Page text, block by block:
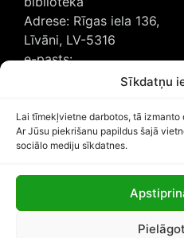
Sīkdatņu
Lai tīmekļvietne darbotos, tā
Ar Jūsu piekrišanu papildus šajā
sociālo mediju sīkdatnes.
Adrese: Rīgas iela 136,
Līvāni, LV-5316
e-pasts:
20230925
Lapas apmeklētāju skaits: